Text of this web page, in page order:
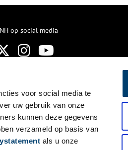
voor social media te
uw gebruik van onze
kunnen deze gegevens
verzameld op basis van
als u onze
op social media